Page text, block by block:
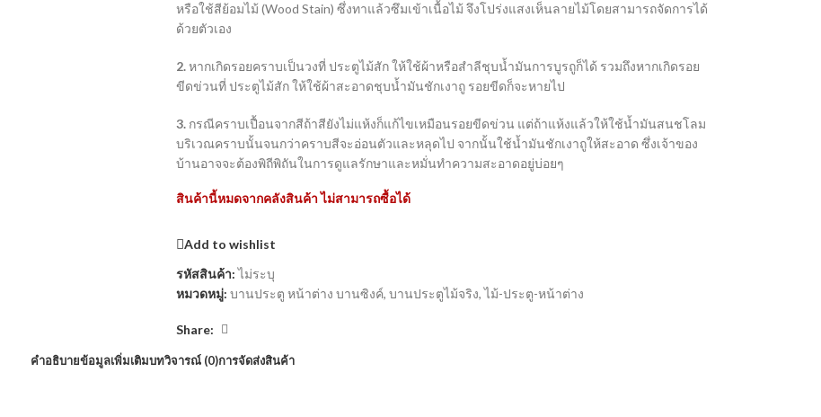
หรือใช้สีย้อมไม้ (Wood Stain) ซึ่งทาแล้วซึมเข้าเนื้อไม้ จึงโปร่งแสงเห็นลายไม้โดยสามารถจัดการได้
ด้วยตัวเอง
2.หากเกิดรอยคราบเป็นวงที่ ประตูไม้สัก ให้ใช้ผ้าหรือสำลีชุบน้ำมันการบูรถูก็ได้ รวมถึงหากเกิดรอย
ขีดข่วนที่ ประตูไม้สัก ให้ใช้ผ้าสะอาดชุบน้ำมันชักเงาถู รอยขีดก็จะหายไป
3.กรณีคราบเปื้อนจากสีถ้าสียังไม่แห้งก็แก้ไขเหมือนรอยขีดข่วน แต่ถ้าแห้งแล้วให้ใช้น้ำมันสนชโลม
บริเวณคราบนั้นจนกว่าคราบสีจะอ่อนตัวและหลุดไป จากนั้นใช้น้ำมันชักเงาถูให้สะอาด ซึ่งเจ้าของ
บ้านอาจจะต้องพิถีพิถันในการดูแลรักษาและหมั่นทำความสะอาดอยู่บ่อยๆ
สินค้านี้หมดจากคลังสินค้า ไม่สามารถซื้อได้
Add to wishlist
รหัสสินค้า:ไม่ระบุ
หมวดหมู่: บานประตู หน้าต่าง บานซิงค์, บานประตูไม้จริง, ไม้-ประตู-หน้าต่าง
Share:
คำอธิบายข้อมูลเพิ่มเติมบทวิจารณ์ (0)การจัดส่งสินค้า